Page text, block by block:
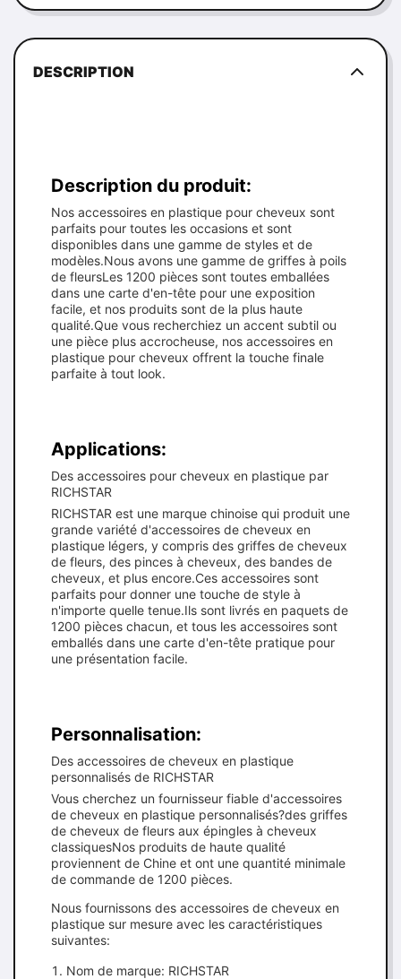
DESCRIPTION
Description du produit:
Nos accessoires en plastique pour cheveux sont
parfaits pour toutes les occasions et sont
disponibles dans une gamme de styles et de
modèles.Nous avons une gamme de griffes à poils
de fleursLes 1200 pièces sont toutes emballées
dans une carte d'en-tête pour une exposition
facile, et nos produits sont de la plus haute
qualité.Que vous recherchiez un accent subtil ou
une pièce plus accrocheuse, nos accessoires en
plastique pour cheveux offrent la touche finale
parfaite à tout look.
Applications:
Des accessoires pour cheveux en plastique par
RICHSTAR
RICHSTAR est une marque chinoise qui produit une
grande variété d'accessoires de cheveux en
plastique légers, y compris des griffes de cheveux
de fleurs, des pinces à cheveux, des bandes de
cheveux, et plus encore.Ces accessoires sont
parfaits pour donner une touche de style à
n'importe quelle tenue.Ils sont livrés en paquets de
1200 pièces chacun, et tous les accessoires sont
emballés dans une carte d'en-tête pratique pour
une présentation facile.
Personnalisation:
Des accessoires de cheveux en plastique
personnalisés de RICHSTAR
Vous cherchez un fournisseur fiable d'accessoires
de cheveux en plastique personnalisés?des griffes
de cheveux de fleurs aux épingles à cheveux
classiquesNos produits de haute qualité
proviennent de Chine et ont une quantité minimale
de commande de 1200 pièces.
Nous fournissons des accessoires de cheveux en
plastique sur mesure avec les caractéristiques
suivantes:
Nom de marque: RICHSTAR